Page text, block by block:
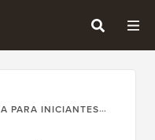
PARA INICIANTES